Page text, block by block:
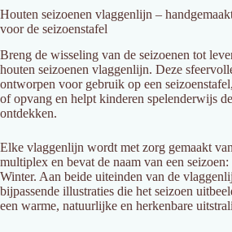
Houten seizoenen vlaggenlijn –
voorde seizoenstafel
Breng de wisseling van de seizoenen tot
houten seizoenen vlaggenlijn. Deze
ontworpen voor gebruik op een seizoenstafel,
ofopvang en helpt kinderen spelenderwijs de
ontdekken.
Elke vlaggenlijn wordt met zorg gemaakt van
multiplex en bevat de naam van een seizoen:
Winter. Aan beide uiteinden van de
bijpassende illustraties die het seizoen
een warme, natuurlijke en herkenbare